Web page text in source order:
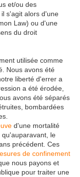
et/ou des
s'agit alors d'une
Law) ou d'une
du droit
utilisée comme
Nous avons été
liberté d'errer a
a été érodée,
avons été séparés
bombardées
d'une mortalité
le
précédent. Ces
de confinement
nous payons et
pour traiter une